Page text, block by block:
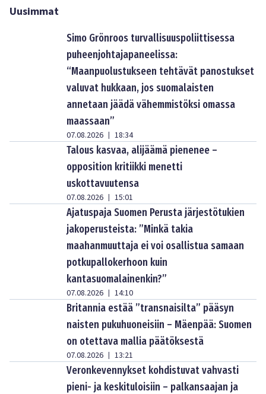
Uusimmat
Simo Grönroos turvallisuuspoliittisessa
puheenjohtajapaneelissa:
“Maanpuolustukseen tehtävät panostukset
valuvat hukkaan, jos suomalaisten
annetaan jäädä vähemmistöksi omassa
maassaan”
07.08.2026 | 18:34
Talous kasvaa, alijäämä pienenee –
opposition kritiikki menetti
uskottavuutensa
07.08.2026 | 15:01
Ajatuspaja Suomen Perusta järjestötukien
jakoperusteista: ”Minkä takia
maahanmuuttaja ei voi osallistua samaan
potkupallokerhoon kuin
kantasuomalainenkin?”
07.08.2026 | 14:10
Britannia estää ”transnaisilta” pääsyn
naisten pukuhuoneisiin – Mäenpää: Suomen
on otettava mallia päätöksestä
07.08.2026 | 13:21
Veronkevennykset kohdistuvat vahvasti
pieni- ja keskituloisiin – palkansaajan ja